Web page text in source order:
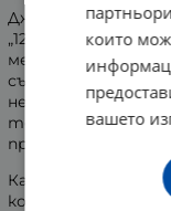
Джордан Б.
„12 правила за
между древните
съвременната
неговото най-
теоретичната
проучвания.
Канадският
концепцията на
които
вашето